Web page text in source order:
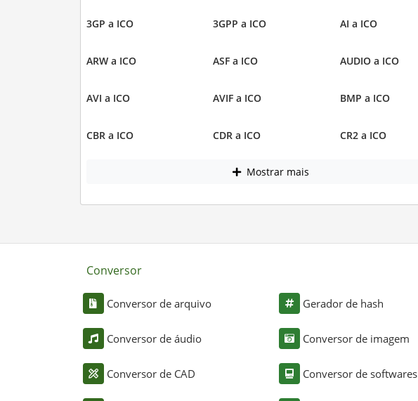
3GP a ICO 3GPP a ICO AI a ICO
ARW a ICO ASF a ICO AUDIO a ICO
AVI a ICO AVIF a ICO BMP a ICO
CBR a ICO CDR a ICO CR2 a ICO
Mostrar mais
Conversor
Conversor de arquivo
Conversor de áudio
Conversor de CAD
Gerador de hash
Conversor de imagem
Conversor de softwares